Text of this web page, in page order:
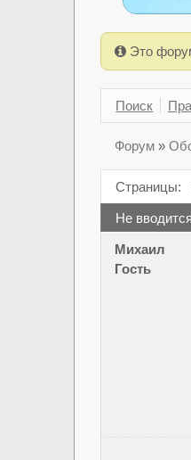
Это
Поиск
Форум »
Страницы:
Не
Михаил
Гость